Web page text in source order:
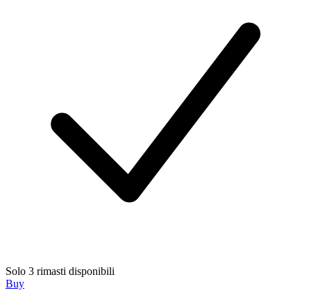
Solo 3 rimasti disponibili
Buy